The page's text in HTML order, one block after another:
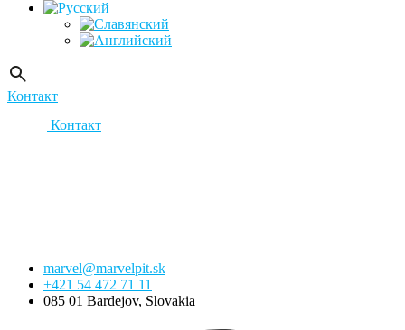
Контакт
Контакт
marvel@marvelpit.sk
+421 54 472 71 11
085 01 Bardejov, Slovakia